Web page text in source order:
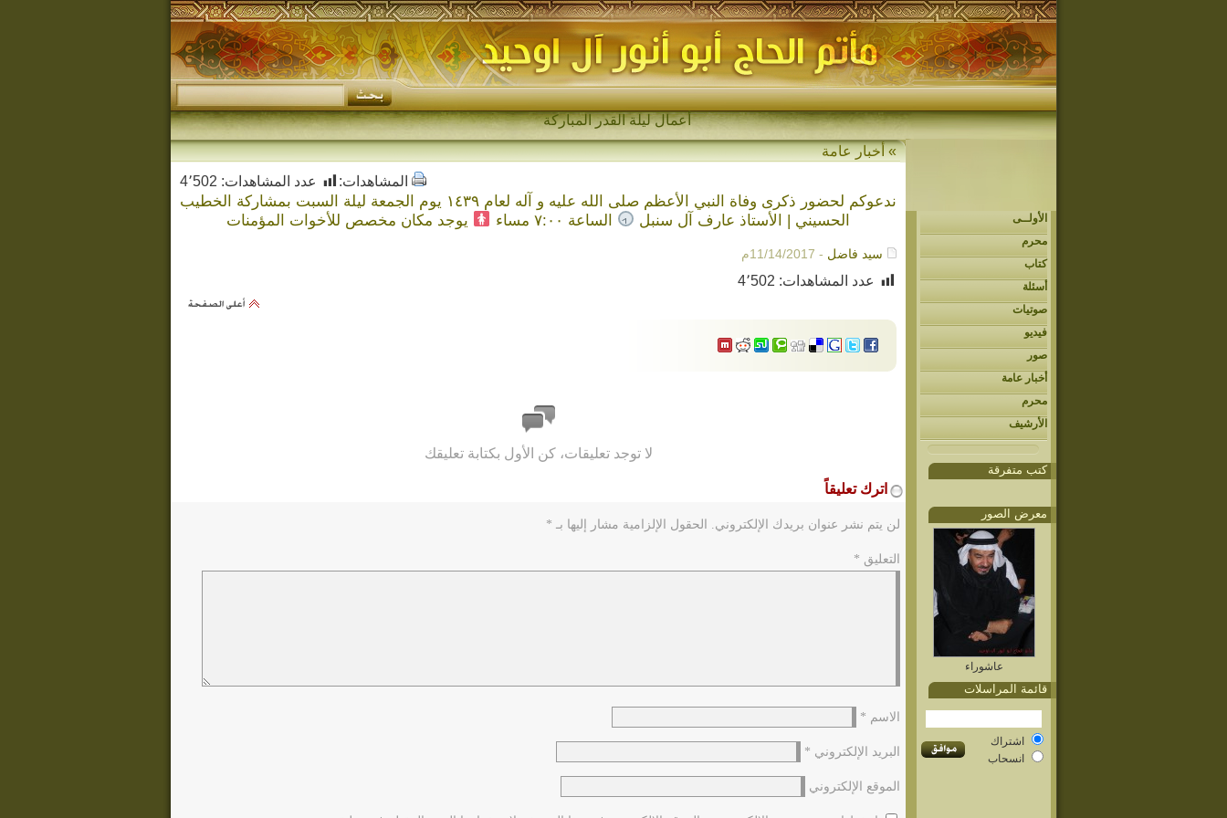
مج-
الأولــى
محرم
كتاب
أسئلة
صوتيات
فيديو
صور
أخبار عامة
محرم
الأرشيف
كتب متفرقة
معرض الصور
عاشوراء
قائمة المراسلات
اشتراك
انسحاب
» أخبار عامة
المشاهدات:
عدد المشاهدات: 4٬502
ندعوكم لحضور ذكرى وفاة النبي الأعظم صلى الله عليه و آله لعام ١٤٣٩ يوم الجمعة ليلة السبت بمشاركة الخطيب
الحسيني | الأستاذ عارف آل سنبل
الساعة ٧:٠٠ مساء يوجد مكان مخصص للأخوات المؤمنات
سيد فاضل - 11/14/2017م
عدد المشاهدات: 4٬502
لا توجد تعليقات، كن الأول بكتابة تعليقك
اترك تعليقاً
لن يتم نشر عنوان بريدك الإلكتروني. الحقول الإلزامية مشار إليها بـ *
التعليق *
الاسم *
البريد الإلكتروني *
الموقع الإلكتروني